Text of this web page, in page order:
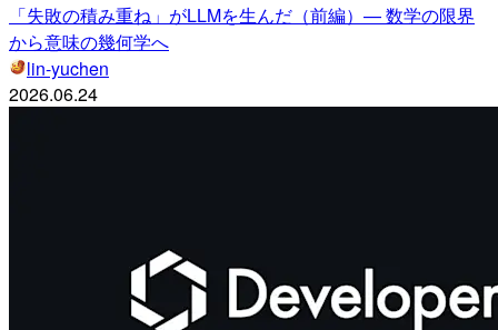
「失敗の積み重ね」がLLMを生んだ（前編）— 数学の限界
から意味の幾何学へ
lin-yuchen
2026.06.24